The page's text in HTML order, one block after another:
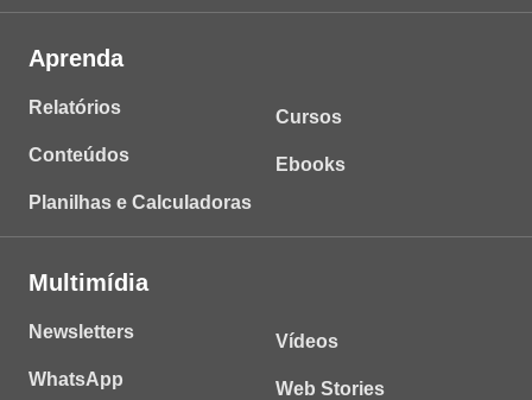
Aprenda
Relatórios
Conteúdos
Planilhas e Calculadoras
Cursos
Ebooks
Multimídia
Newsletters
WhatsApp
Vídeos
Web Stories